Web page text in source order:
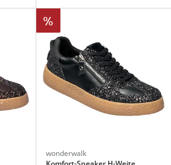
%
wonderwalk